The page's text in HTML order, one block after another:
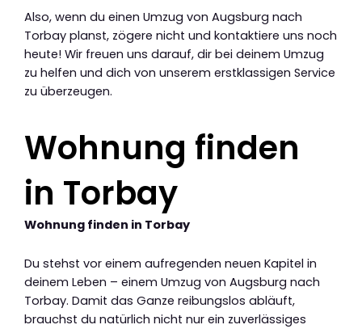
Also, wenn du einen Umzug von Augsburg nach
Torbay planst, zögere nicht und kontaktiere uns noch
heute! Wir freuen uns darauf, dir bei deinem Umzug
zu helfen und dich von unserem erstklassigen Service
zu überzeugen.
Wohnung finden
in Torbay
Wohnung finden in Torbay
Du stehst vor einem aufregenden neuen Kapitel in
deinem Leben – einem Umzug von Augsburg nach
Torbay. Damit das Ganze reibungslos abläuft,
brauchst du natürlich nicht nur ein zuverlässiges